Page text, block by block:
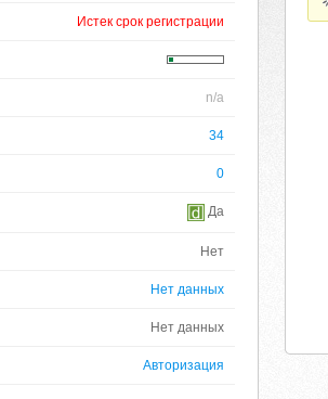
Истек срок регистрации
n/a
34
0
Да
Нет
Нет данных
Нет данных
Авторизация